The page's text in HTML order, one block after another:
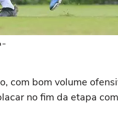
–
com bom volume
no fim da etapa